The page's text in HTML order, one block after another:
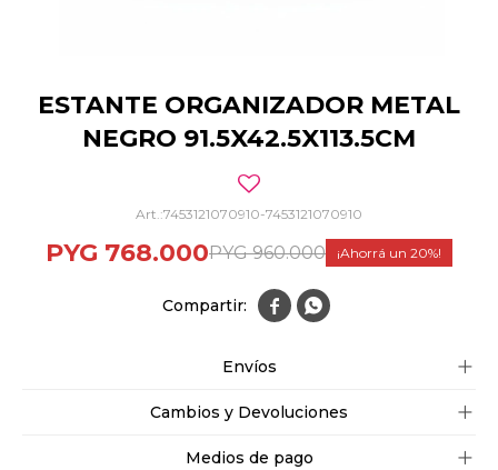
ESTANTE ORGANIZADOR METAL
NEGRO 91.5X42.5X113.5CM
7453121070910-7453121070910
PYG 768.000PYG 960.000 20
 
Envíos
Cambios y Devoluciones
Medios de pago